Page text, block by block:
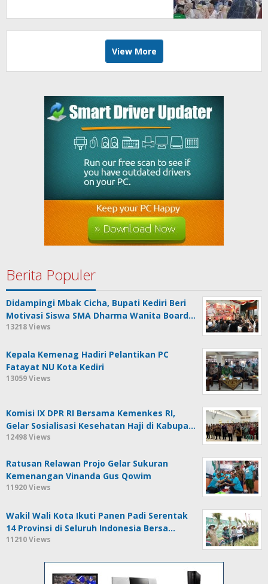
View More
Berita Populer
Didampingi Mbak Cicha, Bupati Kediri Beri
Motivasi Siswa SMA Dharma Wanita Board…
13218 Views
Kepala Kemenag Hadiri Pelantikan PC
Fatayat NU Kota Kediri
13059 Views
Komisi IX DPR RI Bersama Kemenkes RI,
Gelar Sosialisasi Kesehatan Haji di Kabupa…
12498 Views
Ratusan Relawan Projo Gelar Sukuran
Kemenangan Vinanda Gus Qowim
11920 Views
Wakil Wali Kota Ikuti Panen Padi Serentak
14 Provinsi di Seluruh Indonesia Bersa…
11210 Views